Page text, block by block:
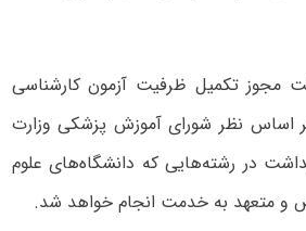
مجوز تکمیل ظرفیت آزمون کارشناسی
بر اساس نظر شورای آموزش پزشکی وزارت
آزمون کارشناسی ارشد ۹۷ وزارت بهداشت در رشته‌هایی که دانشگاه‌های علوم
و متعهد به خدمت انجام خواهد شد.